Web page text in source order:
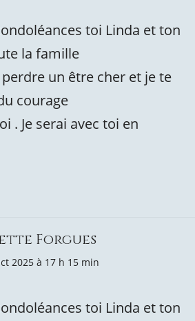
toi Linda et ton
la famille
perdre un être cher et je te
courage
. Je serai avec toi en
Forgues
2025 à 17 h 15 min
toi Linda et ton